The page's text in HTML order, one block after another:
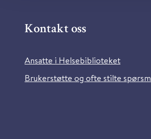
Kontakt oss
Ansatte i Helsebiblioteket
Brukerstøtte og ofte stilte